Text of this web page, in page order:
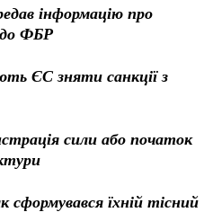
інформацію про
ФБР
ЄС зняти санкції з
сили або початок
сформувався їхній тісний